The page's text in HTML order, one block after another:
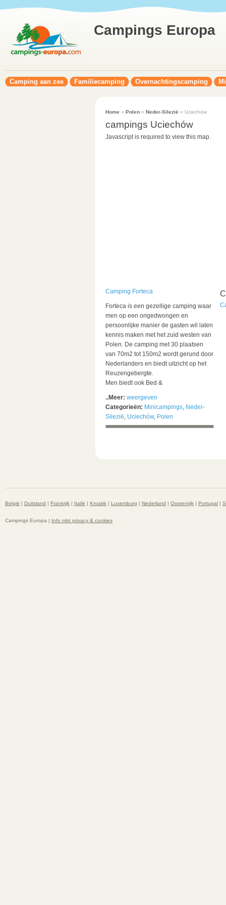
Campings Europa
Camping aan zee Familiecamping Overnachtingscamping
Home » Polen» Neder-Silezië » Uciechów
campings Uciechów
Javascript is required to view this map.
Camping Forteca
Forteca is een gezellige camping waar
men op een ongedwongen en
persoonlijke manier de gasten wil laten
kennis maken met het zuid westen van
Polen. De camping met 30 plaatsen
van 70m2 tot 150m2 wordt gerund door
Nederlanders en biedt uitzicht op het
Reuzengebergte.
Men biedt ook Bed &
..Meer: weergeven
Categorieën: Minicampings, Neder-
Silezië, Uciechów, Polen
België | Duitsland | Frankrijk | Italië | Kroatië | Luxemburg | Nederland | Oostenrijk | Portugal |
Campings Europa | Info mbt privacy & cookies